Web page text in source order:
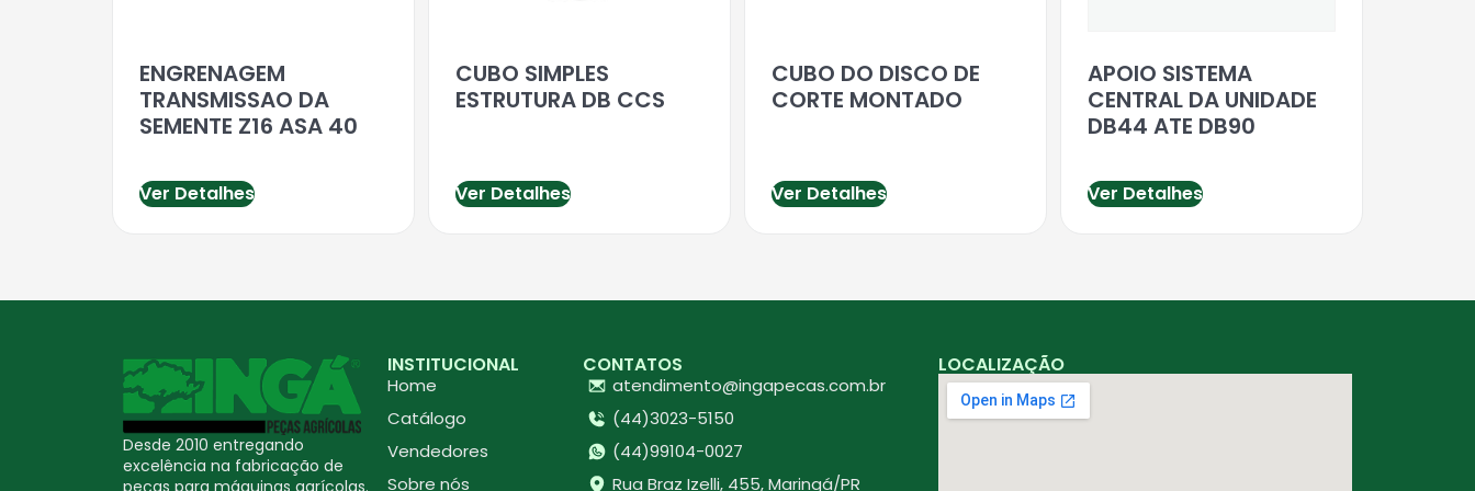
ENGRENAGEM
TRANSMISSAO DA
SEMENTE Z16 ASA 40
Ver Detalhes
CUBO SIMPLES
ESTRUTURA DB CCS
Ver Detalhes
CUBO DO DISCO DE
CORTE MONTADO
Ver Detalhes
APOIO SISTEMA
CENTRAL DA UNIDADE
DB44 ATE DB90
Ver Detalhes
Desde 2010 entregando
excelência na fabricação de
INSTITUCIONAL
Home
Catálogo
Vendedores
Sobre nós
CONTATOS
atendimento@ingapecas.com.br
(44)3023-5150
(44)99104-0027
Rua Braz Izelli, 455, Maringá/PR
LOCALIZAÇÃO